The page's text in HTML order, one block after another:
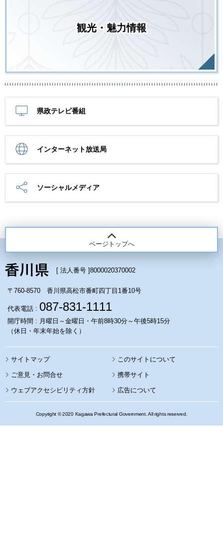
観光・魅力情報
県政テレビ番組
インターネット放送局
ソーシャルメディア
ページトップへ
[ 法人番号 ]8000020370002
〒760-8570 香川県高松市番町四丁目1番10号
代表電話 : 087-831-1111
開庁時間 : 月曜日～金曜日・午前8時30分～午後5時15分
（休日・年末年始を除く）
サイトマップ このサイトについて
携帯サイト
ウェブアクセシビリティ方針 広告について
Copyright © 2020 Kagawa Prefectural Government. All rights reserved.